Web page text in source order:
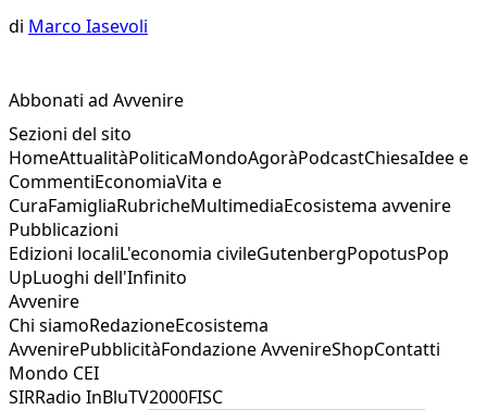
di Marco Iasevoli
Abbonati ad Avvenire
Sezioni del sito
HomeAttualitàPoliticaMondoAgoràPodcastChiesaIdee e
CommentiEconomiaVita e
CuraFamigliaRubricheMultimediaEcosistema avvenire
Pubblicazioni
Edizioni localiL'economia civileGutenbergPopotusPop
UpLuoghi dell'Infinito
Avvenire
Chi siamoRedazioneEcosistema
AvvenirePubblicitàFondazione AvvenireShopContatti
Mondo CEI
SIRRadio InBluTV2000FISC